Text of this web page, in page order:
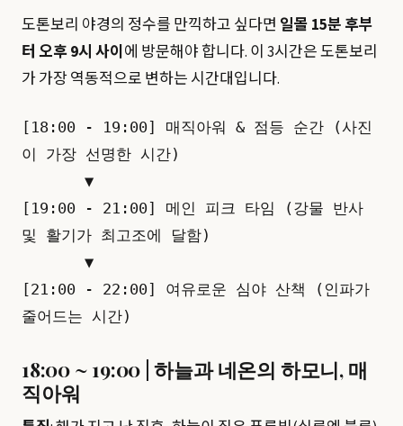
도톤보리 야경의 정수를 만끽하고 싶다면 일몰 15분 후부
터 오후 9시 사이 에 방문해야 합니다. 이 3시간은 도톤보리
가 가장 역동적으로 변하는 시간대입니다.
[18:00 - 19:00] 매직아워 & 점등 순간 (사진
이 가장 선명한 시간)
[19:00 - 21:00] 메인 피크 타임 (강물 반사
및 활기가 최고조에 달함)
[21:00 - 22:00] 여유로운 심야 산책 (인파가
18:00 ~ 19:00 | 하늘과 네온의 하모니, 매
직아워